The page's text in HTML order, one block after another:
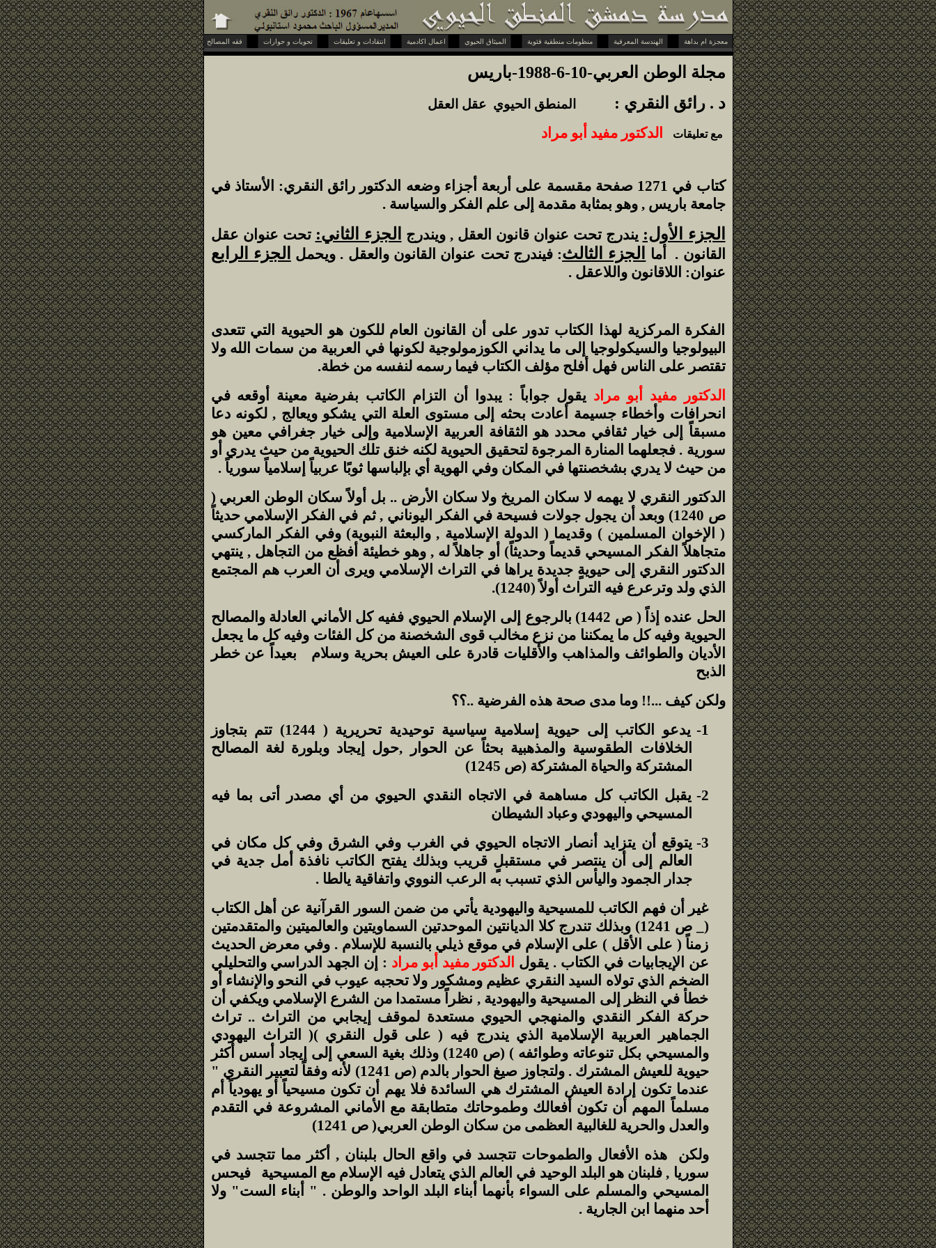
تحويات و حوارات اعمال اكادمية منظومات منطقية فئوية معجزة ام بداهة
مجلة الوطن العربي-10-6-1988-باريس
د . رائق النقري :
المنطق الحيوي عقل العقل
مع تعليقات الدكتور مفيد أبو مراد
كتاب في 1271 صفحة مقسمة على أربعة أجزاء وضعه الدكتور رائق النقري: الأستاذ في
جامعة باريس , وهو بمثابة مقدمة إلى علم الفكر والسياسة .
الجزء الأول: يندرج تحت عنوان قانون العقل , ويندرج الجزء الثاني: تحت عنوان عقل
القانون . أما
الجزء الثالث: فيندرج تحت عنوان القانون والعقل . ويحمل الجزء الرابع
عنوان: اللاقانون واللاعقل .
الفكرة المركزية لهذا الكتاب تدور على أن القانون العام للكون هو الحيوية التي تتعدى
البيولوجيا والسيكولوجيا إلى ما يداني الكوزمولوجية لكونها في العربية من سمات الله ولا
تقتصر على الناس فهل أفلح مؤلف الكتاب فيما رسمه لنفسه من خطة.
الدكتور مفيد أبو مراد يقول جواباً : يبدوا أن التزام الكاتب بفرضية معينة أوقعه في
انحرافات وأخطاء جسيمة أعادت بحثه إلى مستوى العلة التي يشكو ويعالج , لكونه دعا
مسبقاً إلى خيار ثقافي محدد هو الثقافة العربية الإسلامية وإلى خيار جغرافي معين هو
سورية . فجعلهما المنارة المرجوة لتحقيق الحيوية لكنه خنق تلك الحيوية من حيث يدري أو
من حيث لا يدري بشخصنتها في المكان وفي الهوية أي بإلباسها ثوبًا عربياً إسلامياً سورياً .
الدكتور النقري لا يهمه لا سكان المريخ ولا سكان الأرض .. بل أولاً سكان الوطن العربي (
ص 1240) وبعد أن يجول جولات فسيحة في الفكر اليوناني , ثم في الفكر الإسلامي حديثاً
( الإخوان المسلمين ) وقديما ( الدولة الإسلامية , والبعثة النبوية) وفي الفكر الماركسي
متجاهلاً الفكر المسيحي قديماً وحديثاً) أو جاهلاً له , وهو خطيئة أفظع من التجاهل , ينتهي
الدكتور النقري إلى حيويةٍ جديدة يراها في التراث الإسلامي ويرى أن العرب هم المجتمع
الذي ولد وترعرع فيه التراث أولاً (1240).
الحل عنده إذاً ( ص 1442) بالرجوع إلى الإسلام الحيوي ففيه كل الأماني العادلة والمصالح
الحيوية وفيه كل ما يمكننا من نزع مخالب قوى الشخصنة من كل الفئات وفيه كل ما يجعل
الأديان والطوائف والمذاهب والأقليات قادرة على العيش بحرية وسلام بعيداً عن خطر
الذبح
ولكن كيف ...!! وما مدى صحة هذه الفرضية ..؟؟
1-
يدعو الكاتب إلى حيوية إسلامية سياسية توحيدية تحريرية ( 1244) تتم بتجاوز
الخلافات الطقوسية والمذهبية بحثاً عن الحوار ,حول إيجاد وبلورة لغة المصالح
المشتركة والحياة المشتركة (ص 1245)
2-
يقبل الكاتب كل مساهمة في الاتجاه النقدي الحيوي من أي مصدر أتى بما فيه
المسيحي واليهودي وعباد الشيطان
3- يتوقع أن يتزايد أنصار الاتجاه الحيوي في الغرب وفي الشرق وفي كل مكان في
العالم إلى أن ينتصر في مستقبلٍ قريب وبذلك يفتح الكاتب نافذة أمل جدية في
جدار الجمود واليأس الذي تسبب به الرعب النووي واتفاقية يالطا .
غير أن فهم الكاتب للمسيحية واليهودية يأتي من ضمن السور القرآنية عن أهل الكتاب
(_ ص 1241) وبذلك تندرج كلا الديانتين الموحدتين السماويتين والعالميتين والمتقدمتين
زمناً ( على الأقل ) على الإسلام في موقع ذيلي بالنسبة للإسلام . وفي معرض الحديث
عن الإيجابيات في الكتاب . يقول الدكتور مفيد أبو مراد : إن الجهد الدراسي والتحليلي
الضخم الذي تولاه السيد النقري عظيم ومشكور ولا تحجبه عيوب في النحو والإنشاء أو
خطأ في النظر إلى المسيحية واليهودية , نظراً مستمدا من الشرع الإسلامي ويكفي أن
حركة الفكر النقدي والمنهجي الحيوي مستعدة لموقف إيجابي من التراث .. تراث
الجماهير العربية الإسلامية الذي يندرج فيه ( على قول النقري )( التراث اليهودي
والمسيحي بكل تنوعاته وطوائفه ) (ص 1240) وذلك بغية السعي إلى إيجاد أسس أكثر
حيوية للعيش المشترك . ولتجاوز صيغ الحوار بالدم (ص 1241) لأنه وفقاً لتعبير النقري "
عندما تكون إرادة العيش المشترك هي السائدة فلا يهم أن تكون مسيحياً أو يهودياً أم
مسلماً المهم أن تكون أفعالك وطموحاتك متطابقة مع الأماني المشروعة في التقدم
والعدل والحرية للغالبية العظمى من سكان الوطن العربي( ص 1241)
ولكن هذه الأفعال والطموحات تتجسد في واقع الحال بلبنان , أكثر مما تتجسد في
سوريا , فلبنان هو البلد الوحيد في العالم الذي يتعادل فيه الإسلام مع المسيحية فيحس
المسيحي والمسلم على السواء بأنهما أبناء البلد الواحد والوطن . " أبناء الست" ولا
أحد منهما ابن الجارية .